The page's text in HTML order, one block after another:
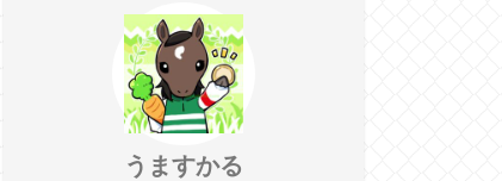
うますかる